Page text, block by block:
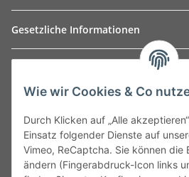
Gesetzliche Informationen
Leibnizstraße 2a
Germany
Phone:+49 40 5287270
Fax:+49 40 5281050
Wie wir Cookies & Co
Durch Klicken auf „Alle
Einsatz folgender Dienste auf
Vimeo, ReCaptcha. Sie können die
ändern (Fingerabdruck-Icon links